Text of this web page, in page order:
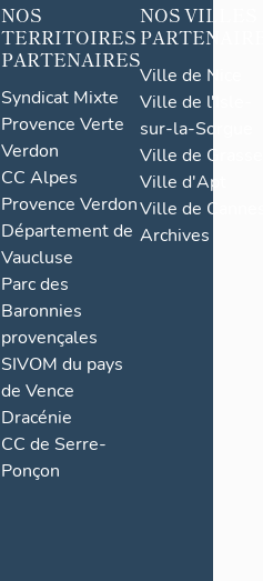
NOS
TERRITOIRES
PARTENAIRES
Syndicat Mixte
Provence Verte
Verdon
CC Alpes
Provence Verdon
Département de
Vaucluse
Parc des
Baronnies
provençales
SIVOM du pays
de Vence
Dracénie
CC de Serre-
Ponçon
NOS VILLES
Ville de Nice
Ville de l'Isle-
sur-la-Sorgue
Ville de Grasse
Ville d'Apt
Ville de
Archives